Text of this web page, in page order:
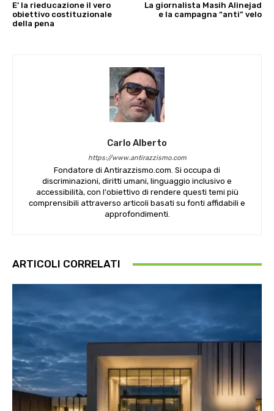
E’ la rieducazione il vero
obiettivo costituzionale
della pena
La giornalista Masih Alinejad
e la campagna “anti” velo
Carlo Alberto
https://www.antirazzismo.com
Fondatore di Antirazzismo.com. Si occupa di
discriminazioni, diritti umani, linguaggio inclusivo e
accessibilità, con l'obiettivo di rendere questi temi più
comprensibili attraverso articoli basati su fonti affidabili e
approfondimenti.
ARTICOLI CORRELATI